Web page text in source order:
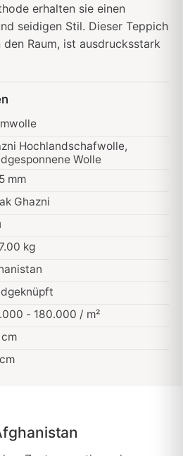
erhalten sie einen
seidigen Stil. Dieser Teppich
Raum, ist ausdrucksstark
Hochlandschafwolle,
Wolle
mm
Ghazni
kg
- 180.000 / m²